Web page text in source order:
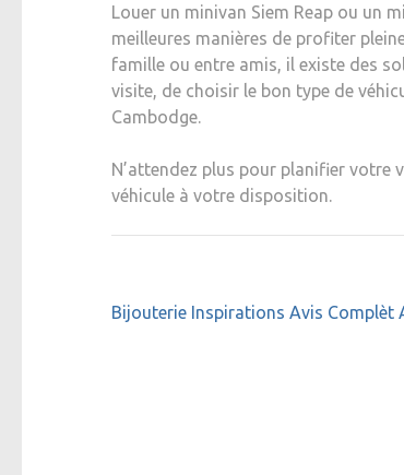
Louer un minivan Siem Reap ou un
meilleures manières de profiter
famille ou entre amis, il existe des
visite, de choisir le bon type de
Cambodge.
N’attendez plus pour planifier votre
véhicule à votre disposition.
Navigation
Bijouterie Inspirations Avis Complèt